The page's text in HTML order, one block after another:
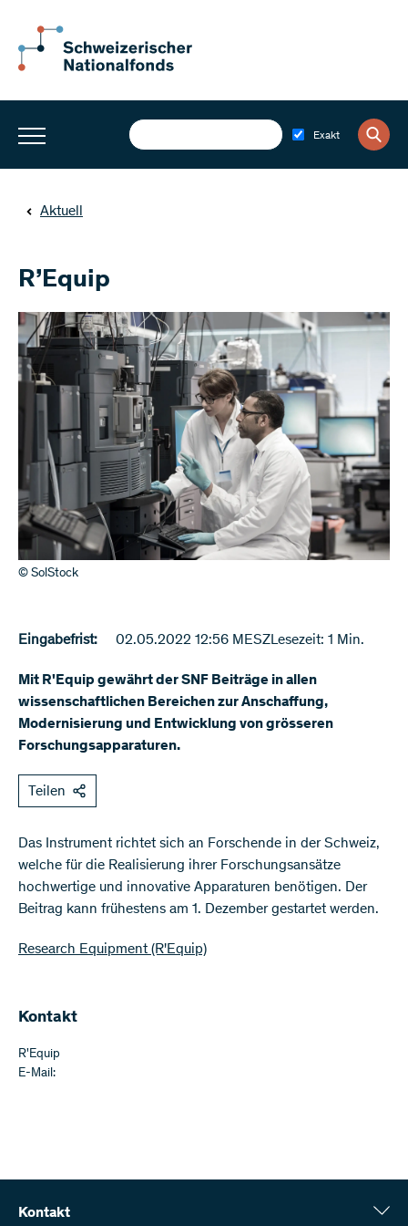
Exakt
Aktuell
R’Equip
© SolStock
Eingabefrist: 02.05.2022 12:56 MESZLesezeit: 1 Min.
Mit R'Equip gewährt der SNF Beiträge in allen
wissenschaftlichen Bereichen zur Anschaffung,
Modernisierung und Entwicklung von grösseren
Forschungsapparaturen.
Teilen
Das Instrument richtet sich an Forschende in der Schweiz,
welche für die Realisierung ihrer Forschungsansätze
hochwertige und innovative Apparaturen benötigen. Der
Beitrag kann frühestens am 1. Dezember gestartet werden.
Research Equipment (R'Equip)
Kontakt
R'Equip
E-Mail:
Kontakt